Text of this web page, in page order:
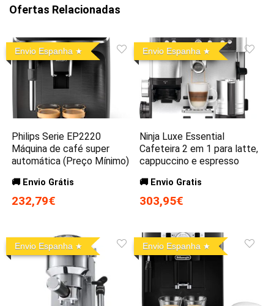
Ofertas Relacionadas
Envio Espanha
Philips Serie EP2220
Máquina de café super
automática (Preço Mínimo)
🚚 Envio Grátis
232,79€
Envio Espanha
Ninja Luxe Essential
Cafeteira 2 em 1 para latte,
cappuccino e espresso
🚚 Envio Gratis
303,95€
Envio Espanha Envio Espanha